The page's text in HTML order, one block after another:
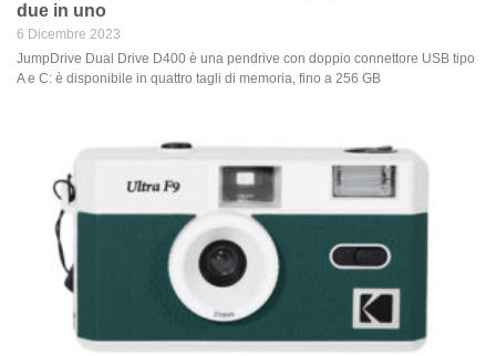
due in uno
6 Dicembre 2023
JumpDrive Dual Drive D400 è una pendrive con doppio connettore USB tipo
A e C: è disponibile in quattro tagli di memoria, fino a 256 GB